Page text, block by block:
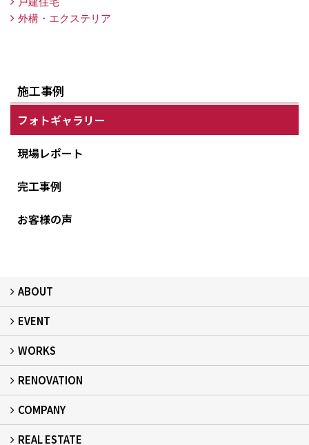
外構・エクステリア
施工事例
フォトギャラリー
現場レポート
完工事例
お客様の声
ABOUT
フィアスホームとは
家づくりの流れ
デザイン：注文住宅
居心地：断熱・気密
健康：健康住宅
安心：耐震・保証
自立：次世代レジリエンス住宅
絆：ひと
EVENT
イベント予告
イベント報告
WORKS
建築事例
現場レポート
完工事例
お客様の声
RENOVATION
リフォーム
COMPANY
事業所概要
スタッフ紹介
スタッフブログ
プライバシーポリシー
REAL ESTATE